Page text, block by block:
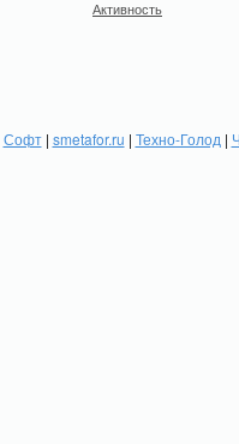
Активность
Софт| smetafor.ru | Техно-Голод |